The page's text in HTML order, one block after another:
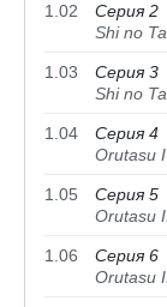
1.02
Серия 2
Shi no
1.03
Серия 3
Shi no
1.04
Серия 4
Orutasu I
1.05
Серия 5
Orutasu
1.06
Серия 6
Orutasu